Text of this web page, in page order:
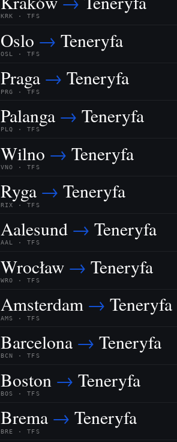
KRK · TFS
Oslo → Teneryfa
OSL · TFS
Praga → Teneryfa
PRG · TFS
Palanga → Teneryfa
PLQ · TFS
Wilno → Teneryfa
VNO · TFS
Ryga → Teneryfa
RIX · TFS
Aalesund → Teneryfa
AAL · TFS
Wrocław → Teneryfa
WRO · TFS
Amsterdam → Teneryfa
AMS · TFS
Barcelona → Teneryfa
BCN · TFS
Boston → Teneryfa
BOS · TFS
Brema → Teneryfa
BRE · TFS